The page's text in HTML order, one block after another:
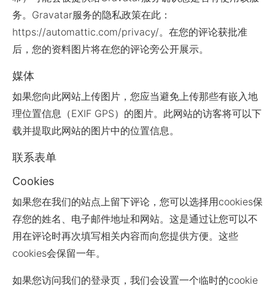
务。Gravatar服务的隐私政策在此：
https://automattic.com/privacy/。在您的评论获批准
后，您的资料图片将在您的评论旁公开展示。
媒体
如果您向此网站上传图片，您应当避免上传那些有嵌入地
理位置信息（EXIF GPS）的图片。此网站的访客将可以下
载并提取此网站的图片中的位置信息。
联系表单
Cookies
如果您在我们的站点上留下评论，您可以选择用cookies保
存您的姓名、电子邮件地址和网站。这是通过让您可以不
用在评论时再次填写相关内容而向您提供方便。这些
cookies会保留一年。
如果您访问我们的登录页，我们会设置一个临时的cookie